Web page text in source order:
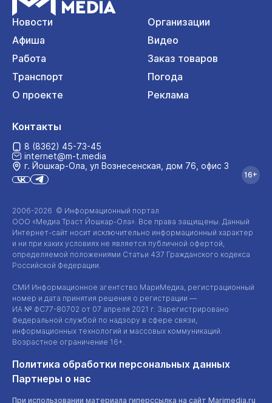
Новости
Организации
Афиша
Видео
Работа
Заказ товаров
Транспорт
Погода
О проекте
Реклама
2006-2026 © Информационный портал
ООО «Медиа Траст Йошкар-Ола». Все права защищены. Данный
Интернет-сайт носит исключительно информационный характер
и ни при каких условиях не является публичной офертой,
определяемой положениями Статьи 437 Гражданского кодекса
Российской Федерации.
СМИ Информационное агентство МариМедиа, регистрационный
номер и дата принятия решения о регистрации —
ИА № ФС77-80702 от 07 апреля 2021 г. Зарегистрировано
Федеральной службой по надзору в сфере связи,
информационных технологий и массовых коммуникаций.
Возрастное ограничение 16+.
Политика обработки персональных данных
Партнеры о нас
При использовании материала гиперссылка на сайт Marimedia.ru
Контакты
8 (8362) 45-73-45
internet@m-t.media
г. Йошкар‑Ола, ул Вознесенская, дом 76, офис 3
16+